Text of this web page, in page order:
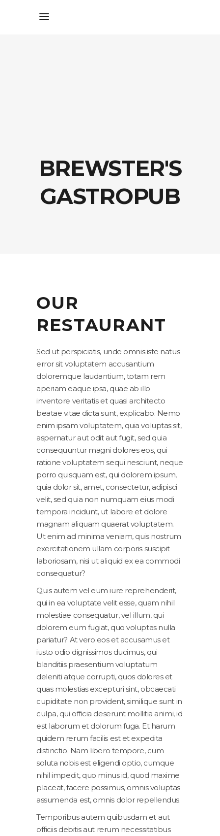
BREWSTER'S
GASTROPUB
OUR
RESTAURANT
Sed ut perspiciatis, unde omnis iste natus
error sit voluptatem accusantium
doloremque laudantium, totam rem
aperiam eaque ipsa, quae ab illo
inventore veritatis et quasi architecto
beatae vitae dicta sunt, explicabo. Nemo
enim ipsam voluptatem, quia voluptas sit,
aspernatur aut odit aut fugit, sed quia
consequuntur magni dolores eos, qui
ratione voluptatem sequi nesciunt, neque
porro quisquam est, qui dolorem ipsum,
quia dolor sit, amet, consectetur, adipisci
velit, sed quia non numquam eius modi
tempora incidunt, ut labore et dolore
magnam aliquam quaerat voluptatem.
Ut enim ad minima veniam, quis nostrum
exercitationem ullam corporis suscipit
laboriosam, nisi ut aliquid ex ea commodi
consequatur?
Quis autem vel eum iure reprehenderit,
qui in ea voluptate velit esse, quam nihil
molestiae consequatur, vel illum, qui
dolorem eum fugiat, quo voluptas nulla
pariatur? At vero eos et accusamus et
iusto odio dignissimos ducimus, qui
blanditiis praesentium voluptatum
deleniti atque corrupti, quos dolores et
quas molestias excepturi sint, obcaecati
cupiditate non provident, similique sunt in
culpa, qui officia deserunt mollitia animi, id
est laborum et dolorum fuga. Et harum
quidem rerum facilis est et expedita
distinctio. Nam libero tempore, cum
soluta nobis est eligendi optio, cumque
nihil impedit, quo minus id, quod maxime
placeat, facere possimus, omnis voluptas
assumenda est, omnis dolor repellendus.
Temporibus autem quibusdam et aut
officiis debitis aut rerum necessitatibus